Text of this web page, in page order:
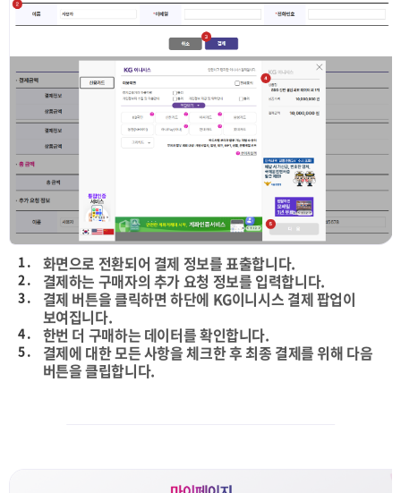
1 . 화면으로 전환되어 결제 정보를 표출합니다.
2 . 결제하는 구매자의 추가 요청 정보를 입력합니다.
3 .
결제 버튼을 클릭하면 하단에 KG이니시스 결제 팝업이
보여집니다.
4 . 한번 더 구매하는 데이터를 확인합니다.
5 .
결제에 대한 모든 사항을 체크한 후 최종 결제를 위해 다음
버튼을 클립합니다.